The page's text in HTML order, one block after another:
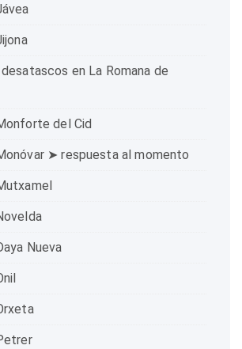
desatascos en La Romana de
del Cid
➤ respuesta al momento
Nueva